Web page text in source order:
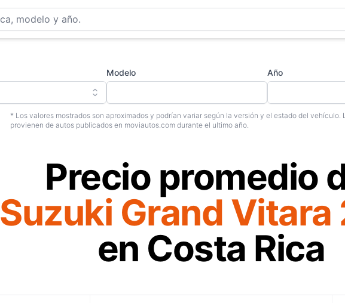
Modelo
Año
* Los valores mostrados son aproximados y podrían variar según la versión y el estado del vehículo.
provienen de autos publicados en moviautos.com durante el ultimo año.
Precio promedio
Suzuki Grand Vitara
en Costa Rica